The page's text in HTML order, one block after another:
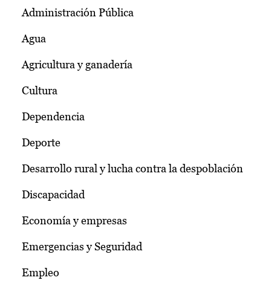
Administración Pública
Agua
Agricultura y ganadería
Cultura
Dependencia
Deporte
Desarrollo rural y lucha contra la despoblación
Discapacidad
Economía y empresas
Emergencias y Seguridad
Empleo